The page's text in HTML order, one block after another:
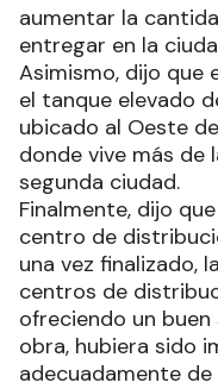
aumentar la
entregar en la
Asimismo, dijo que
el tanque elevado
ubicado al Oeste
donde vive más de
segunda ciudad.
Finalmente, dijo
centro de
una vez finalizado,
centros de
ofreciendo un
obra, hubiera sido
adecuadamente